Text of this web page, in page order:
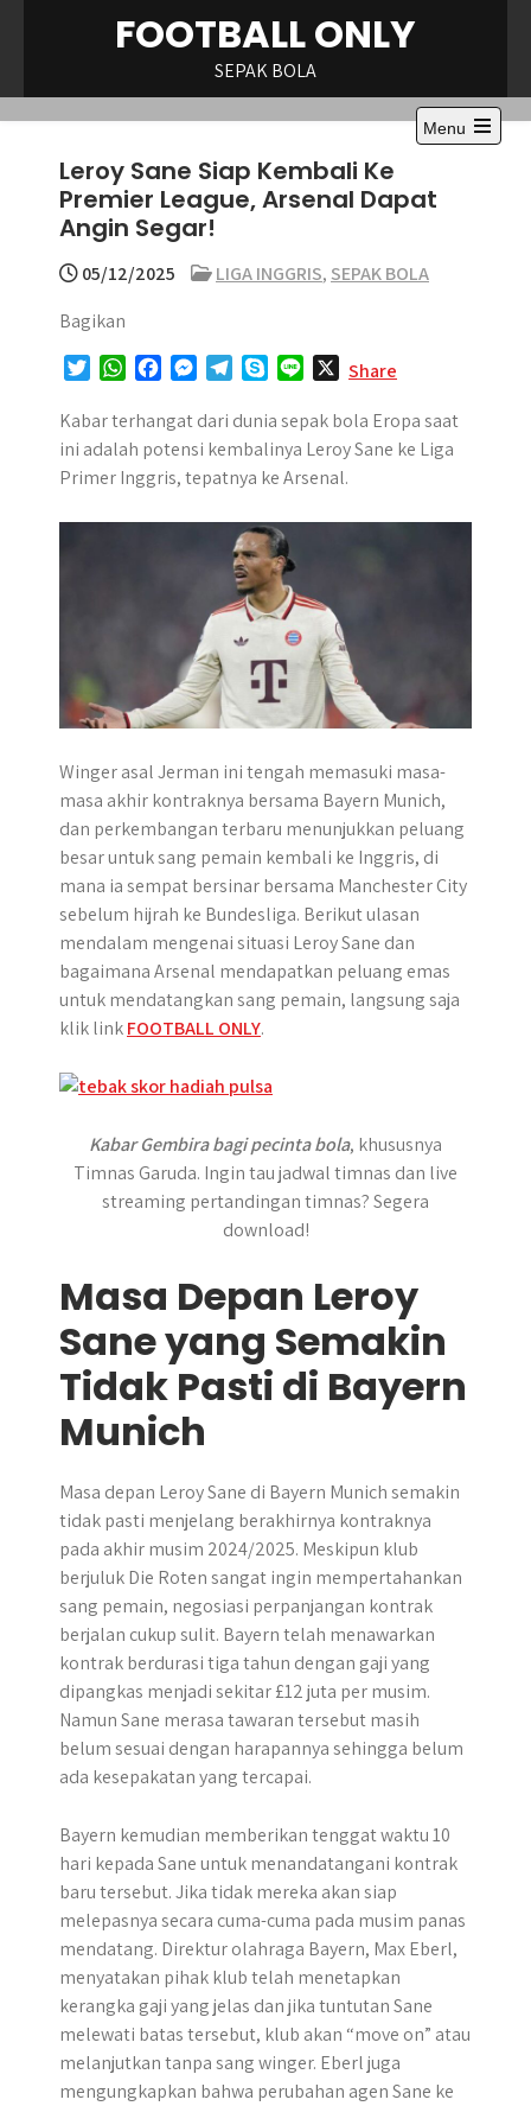
FOOTBALL ONLY
SEPAK BOLA
Menu
Open
Leroy Sane Siap Kembali Ke
Premier League, Arsenal Dapat
Angin Segar!
05/12/2025 LIGA INGGRIS, SEPAK BOLA
Bagikan
i
t
t
r
W
a
t
s
p
c
e
b
o
s
s
e
g
l
e
g
a
m
y
p
e
n
e
Share
Kabar terhangat dari dunia sepak bola Eropa saat
ini adalah potensi kembalinya Leroy Sane ke Liga
Primer Inggris, tepatnya ke Arsenal.
Winger asal Jerman ini tengah memasuki masa-
masa akhir kontraknya bersama Bayern Munich,
dan perkembangan terbaru menunjukkan peluang
besar untuk sang pemain kembali ke Inggris, di
mana ia sempat bersinar bersama Manchester City
sebelum hijrah ke Bundesliga. Berikut ulasan
mendalam mengenai situasi Leroy Sane dan
bagaimana Arsenal mendapatkan peluang emas
untuk mendatangkan sang pemain, langsung saja
klik linkFOOTBALL ONLY.
Kabar Gembira bagi pecinta bola, khususnya
Timnas Garuda. Ingin tau jadwal timnas dan live
streaming pertandingan timnas? Segera
download!
Masa Depan Leroy
Sane yang Semakin
Tidak Pasti di Bayern
Munich
Masa depan Leroy Sane di Bayern Munich semakin
tidak pasti menjelang berakhirnya kontraknya
pada akhir musim 2024/2025. Meskipun klub
berjuluk Die Roten sangat ingin mempertahankan
sang pemain, negosiasi perpanjangan kontrak
berjalan cukup sulit. Bayern telah menawarkan
kontrak berdurasi tiga tahun dengan gaji yang
dipangkas menjadi sekitar £12 juta per musim.
Namun Sane merasa tawaran tersebut masih
belum sesuai dengan harapannya sehingga belum
ada kesepakatan yang tercapai.
Bayern kemudian memberikan tenggat waktu 10
hari kepada Sane untuk menandatangani kontrak
baru tersebut. Jika tidak mereka akan siap
melepasnya secara cuma-cuma pada musim panas
mendatang. Direktur olahraga Bayern, Max Eberl,
menyatakan pihak klub telah menetapkan
kerangka gaji yang jelas dan jika tuntutan Sane
melewati batas tersebut, klub akan “move on” atau
melanjutkan tanpa sang winger. Eberl juga
mengungkapkan bahwa perubahan agen Sane ke